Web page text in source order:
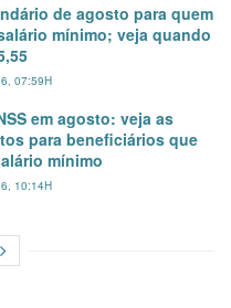
de agosto para quem
mínimo; veja quando
07:59H
em agosto: veja as
para beneficiários que
mínimo
10:14H